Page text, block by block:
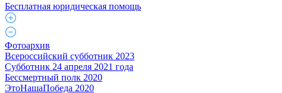
Бесплатная юридическая помощь
Фотоархив
Всероссийский субботник 2023
Субботник 24 апреля 2021 года
Бессмертный полк 2020
ЭтоНашаПобеда 2020